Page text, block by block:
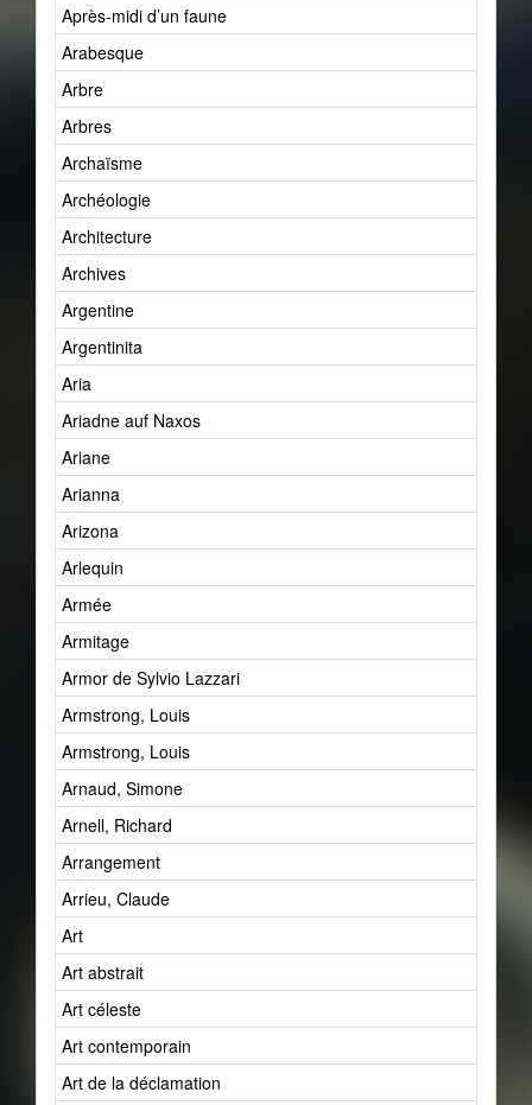
Après-midi d’un faune
Arabesque
Arbre
Arbres
Archaïsme
Archéologie
Architecture
Archives
Argentine
Argentinita
Aria
Ariadne auf Naxos
Ariane
Arianna
Arizona
Arlequin
Armée
Armitage
Armor de Sylvio Lazzari
Armstrong, Louis
Armstrong, Louis
Arnaud, Simone
Arnell, Richard
Arrangement
Arrieu, Claude
Art
Art abstrait
Art céleste
Art contemporain
Art de la déclamation